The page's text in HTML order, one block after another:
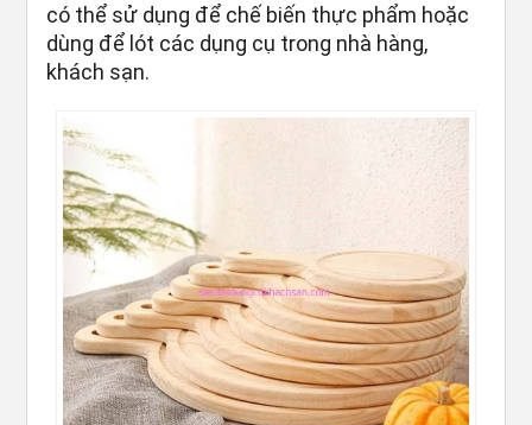
có thể sử dụng để chế biến thực phẩm hoặc
dùng để lót các dụng cụ trong nhà hàng,
khách sạn.